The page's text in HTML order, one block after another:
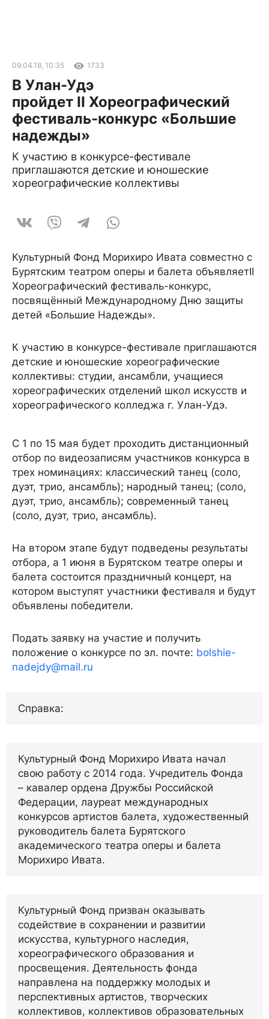
09.04.18, 10:35 1733
В Улан-Удэ
пройдет II Хореографический
фестиваль-конкурс «Большие
надежды»
К участию в конкурсе-фестивале
приглашаются детские и юношеские
хореографические коллективы
Культурный Фонд Морихиро Ивата совместно с
Бурятским театром оперы и балета объявляетII
Хореографический фестиваль-конкурс,
посвящённый Международному Дню защиты
детей «Большие Надежды».
К участию в конкурсе-фестивале приглашаются
детские и юношеские хореографические
коллективы: студии, ансамбли, учащиеся
хореографических отделений школ искусств и
хореографического колледжа г. Улан-Удэ.
С 1 по 15 мая будет проходить дистанционный
отбор по видеозаписям участников конкурса в
трех номинациях: классический танец (соло,
дуэт, трио, ансамбль); народный танец; (соло,
дуэт, трио, ансамбль); современный танец
(соло, дуэт, трио, ансамбль).
На втором этапе будут подведены результаты
отбора, а 1 июня в Бурятском театре оперы и
балета состоится праздничный концерт, на
котором выступят участники фестиваля и будут
объявлены победители.
Подать заявку на участие и получить
положение о конкурсе по эл. почте: bolshie-
nadejdy@mail.ru
Справка:
Культурный Фонд Морихиро Ивата начал
свою работу с 2014 года. Учредитель Фонда
– кавалер ордена Дружбы Российской
Федерации, лауреат международных
конкурсов артистов балета, художественный
руководитель балета Бурятского
академического театра оперы и балета
Морихиро Ивата.
Культурный Фонд призван оказывать
содействие в сохранении и развитии
искусства, культурного наследия,
хореографического образования и
просвещения. Деятельность фонда
направлена на поддержку молодых и
перспективных артистов, творческих
коллективов, коллективов образовательных